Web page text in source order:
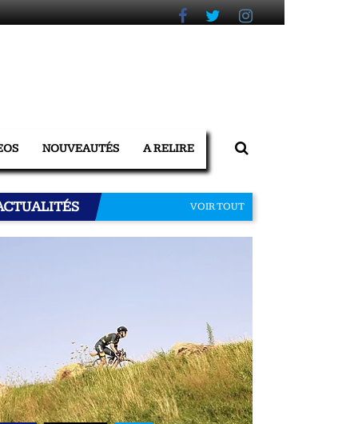
NOUVEAUTÉS A RELIRE
VOIR TOUT